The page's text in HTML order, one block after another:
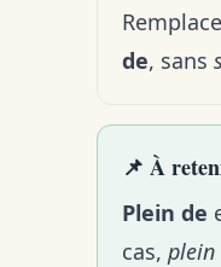
de, sans
📌 À
Plein de
cas, plein